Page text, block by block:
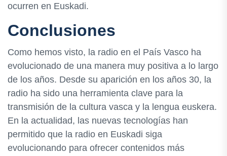
ocurren en Euskadi.
Conclusiones
Como hemos visto, la radio en el País Vasco ha
evolucionado de una manera muy positiva a lo largo
de los años. Desde su aparición en los años 30, la
radio ha sido una herramienta clave para la
transmisión de la cultura vasca y la lengua euskera.
En la actualidad, las nuevas tecnologías han
permitido que la radio en Euskadi siga
evolucionando para ofrecer contenidos más